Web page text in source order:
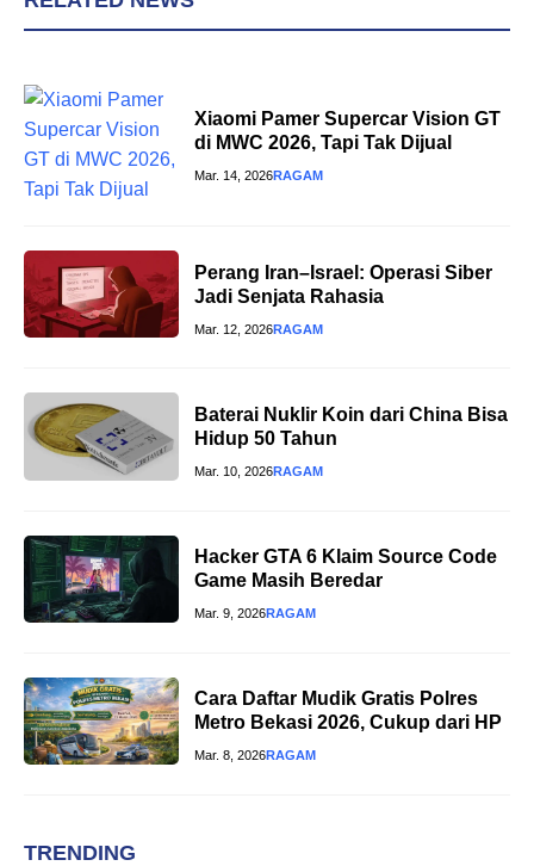
Xiaomi Pamer Supercar Vision GT
di MWC 2026, Tapi Tak Dijual
Mar. 14, 2026RAGAM
Perang Iran–Israel: Operasi Siber
Jadi Senjata Rahasia
Mar. 12, 2026RAGAM
Baterai Nuklir Koin dari China Bisa
Hidup 50 Tahun
Mar. 10, 2026RAGAM
Hacker GTA 6 Klaim Source Code
Game Masih Beredar
Mar. 9, 2026RAGAM
Cara Daftar Mudik Gratis Polres
Metro Bekasi 2026, Cukup dari HP
Mar. 8, 2026RAGAM
TRENDING